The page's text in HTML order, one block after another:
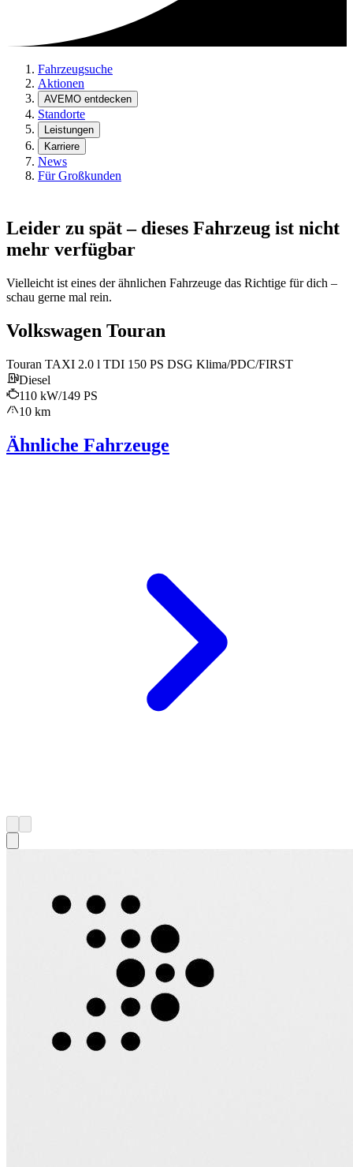
Fahrzeugsuche
Aktionen
AVEMO entdecken
Standorte
Leistungen
Karriere
News
Für Großkunden
Leider zu spät – dieses Fahrzeug ist nicht
mehr verfügbar
Vielleicht ist eines der ähnlichen Fahrzeuge das Richtige für dich –
schau gerne mal rein.
Volkswagen Touran
Touran TAXI 2.0 l TDI 150 PS DSG Klima/PDC/FIRST
Diesel
110 kW/149 PS
10 km
Ähnliche Fahrzeuge